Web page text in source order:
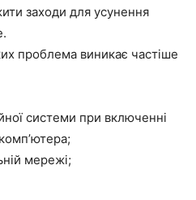
заходи для усунення
проблема виникає частіше
системи при включенні
мережі;